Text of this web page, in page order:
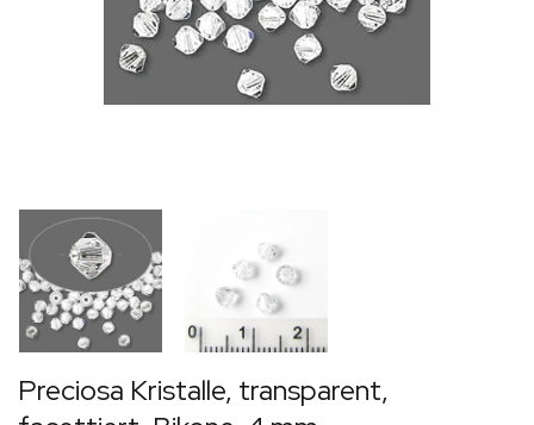
Preciosa Kristalle, transparent,